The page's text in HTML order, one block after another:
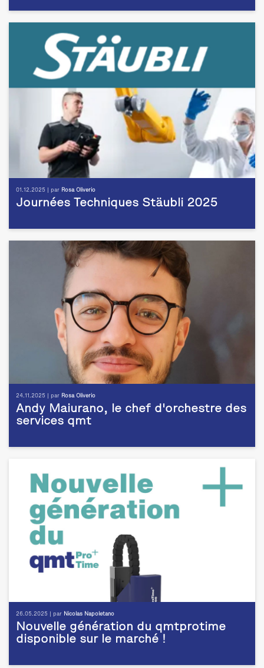
01.12.2025 | par Rosa Oliverio
Journées Techniques Stäubli 2025
24.11.2025 | par Rosa Oliverio
Andy Maiurano, le chef d'orchestre des
services qmt
26.05.2025 | par Nicolas Napoletano
Nouvelle génération du qmtprotime
disponible sur le marché !